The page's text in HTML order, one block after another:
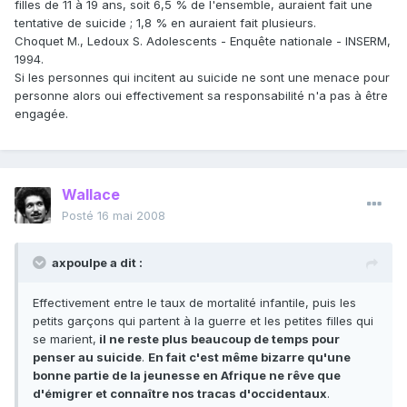
filles de 11 à 19 ans, soit 6,5 % de l'ensemble, auraient fait une
tentative de suicide ; 1,8 % en auraient fait plusieurs.
Choquet M., Ledoux S. Adolescents - Enquête nationale - INSERM,
1994.
Si les personnes qui incitent au suicide ne sont une menace pour
personne alors oui effectivement sa responsabilité n'a pas à être
engagée.
Wallace
Posté 16 mai 2008
axpoulpe a dit :
Effectivement entre le taux de mortalité infantile, puis les
petits garçons qui partent à la guerre et les petites filles qui
se marient, il ne reste plus beaucoup de temps pour
penser au suicide. En fait c'est même bizarre qu'une
bonne partie de la jeunesse en Afrique ne rêve que
d'émigrer et connaître nos tracas d'occidentaux.